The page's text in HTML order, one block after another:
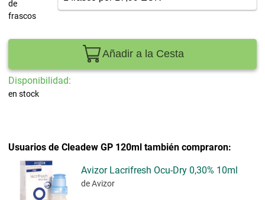
de
frascos
Añadir a la Cesta
Disponibilidad:
en stock
Usuarios de Cleadew GP 120ml también compraron:
Avizor Lacrifresh Ocu-Dry 0,30% 10ml
de Avizor